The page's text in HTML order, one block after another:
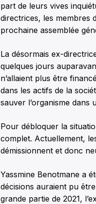
part de leurs vives
directrices, les membres
prochaine assemblée
La désormais ex-
quelques jours
n’allaient plus être
dans les actifs de la
sauver l’organisme dans
Pour débloquer la
complet. Actuellement,
démissionnent et donc
Yassmine Benotmane a
décisions auraient pu
grande partie de 2021,